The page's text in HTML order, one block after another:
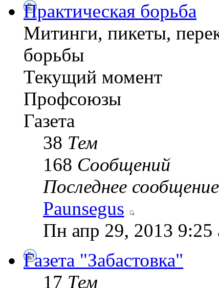
Практическая борьба
Митинги, пикеты,
борьбы
Текущий момент
Профсоюзы
Газета
38 Тем
168 Сообщений
Последнее сообщение
Paunsegus
Пн апр 29, 2013 9:25
Газета "Забастовка"
17 Тем